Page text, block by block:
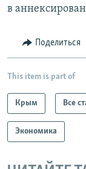
в
Поделиться
This item is part of
Крым Все
Экономика